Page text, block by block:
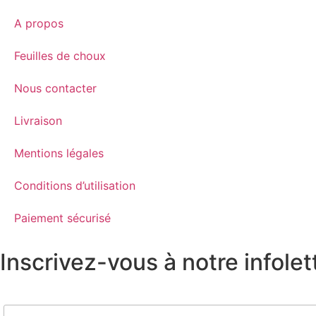
A propos
Feuilles de choux
Nous contacter
Livraison
Mentions légales
Conditions d’utilisation
Paiement sécurisé
Inscrivez-vous à notre